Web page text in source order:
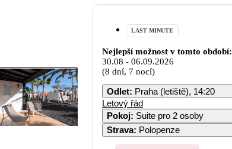
LAST MINUTE
Nejlepší možnost v tomto období:
30.08 - 06.09.2026
(8 dní, 7 nocí)
Odlet: Praha (letiště), 14:20
Letový řád
Pokoj: Suite pro 2 osoby
Strava: Polopenze